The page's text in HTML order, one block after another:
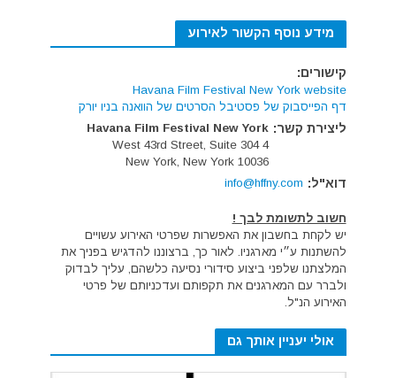
מידע נוסף הקשור לאירוע
קישורים:
Havana Film Festival New York website
דף הפייסבוק של פסטיבל הסרטים של הוואנה בניו יורק
ליצירת קשר: Havana Film Festival New York
4 West 43rd Street, Suite 304
New York, New York 10036
דוא"ל: info@hffny.com
חשוב לתשומת לבך !
יש לקחת בחשבון את האפשרות שפרטי האירוע עשויים
להשתנות ע״י מארגניו. לאור כך, ברצוננו להדגיש בפניך את
המלצתנו שלפני ביצוע סידורי נסיעה כלשהם, עליך לבדוק
ולברר עם המארגנים את תקפותם ועדכניותם של פרטי
האירוע הנ"ל.
אולי יעניין אותך גם